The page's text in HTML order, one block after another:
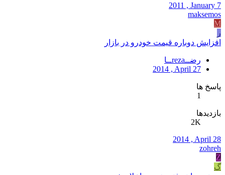
2011 , January 7
maksemos
M
ر
افزایش دوباره قیمت خودرو در بازار
رضــrezaــا
2014 , April 27
پاسخ ها
1
بازدیدها
2K
2014 , April 28
zohreh
Z
گ